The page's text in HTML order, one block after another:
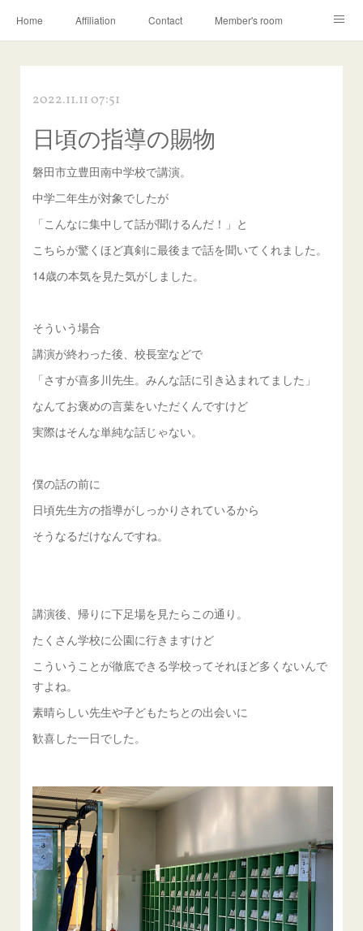
Home Affiliation Contact Member's room
2022.11.11 07:51
日頃の指導の賜物
磐田市立豊田南中学校で講演。
中学二年生が対象でしたが
「こんなに集中して話が聞けるんだ！」と
こちらが驚くほど真剣に最後まで話を聞いてくれました。
14歳の本気を見た気がしました。
そういう場合
講演が終わった後、校長室などで
「さすが喜多川先生。みんな話に引き込まれてました」
なんてお褒めの言葉をいただくんですけど
実際はそんな単純な話じゃない。
僕の話の前に
日頃先生方の指導がしっかりされているから
そうなるだけなんですね。
講演後、帰りに下足場を見たらこの通り。
たくさん学校に公園に行きますけど
こういうことが徹底できる学校ってそれほど多くないんで
すよね。
素晴らしい先生や子どもたちとの出会いに
歓喜した一日でした。